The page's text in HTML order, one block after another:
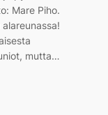
Mare Piho.
mutta…